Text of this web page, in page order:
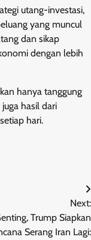
utang-investasi,
yang muncul
dan sikap
dengan lebih
hanya tanggung
hasil dari
hari.
Next:
Trump Siapkan
Serang Iran Lagi: